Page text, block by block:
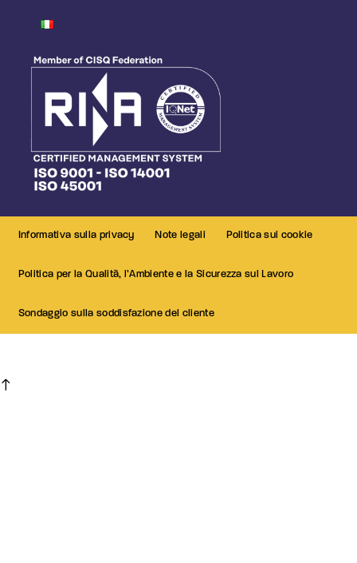
Informativa sulla privacy Note legali Politica sui cookie
Politica per la Qualità, l’Ambiente e la Sicurezza sul Lavoro
Sondaggio sulla soddisfazione del cliente